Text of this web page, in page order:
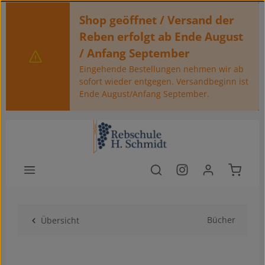
Zum Hauptinhalt springenShop geöffnet / Versand der
Reben erfolgt ab Ende August
/ Anfang September
Eingehende Bestellungen nehmen wir ab
sofort wieder entgegen. Versandbeginn ist
Ende August/Anfang September.
Übersicht Bücher